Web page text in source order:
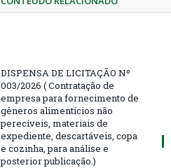
DISPENSA DE LICITAÇÃO Nº
003/2026 ( Contratação de
empresa para fornecimento de
gêneros alimentícios não
perecíveis, materiais de
expediente, descartáveis, copa
e cozinha, para análise e
posterior publicação.)